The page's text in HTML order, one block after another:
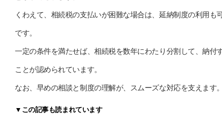
くわえて、相続税の支払いが困難な場合は、延納制度の利用も
です。
一定の条件を満たせば、相続税を数年にわたり分割して、納付
ことが認められています。
なお、早めの相談と制度の理解が、スムーズな対応を支えます。
▼この記事も読まれています